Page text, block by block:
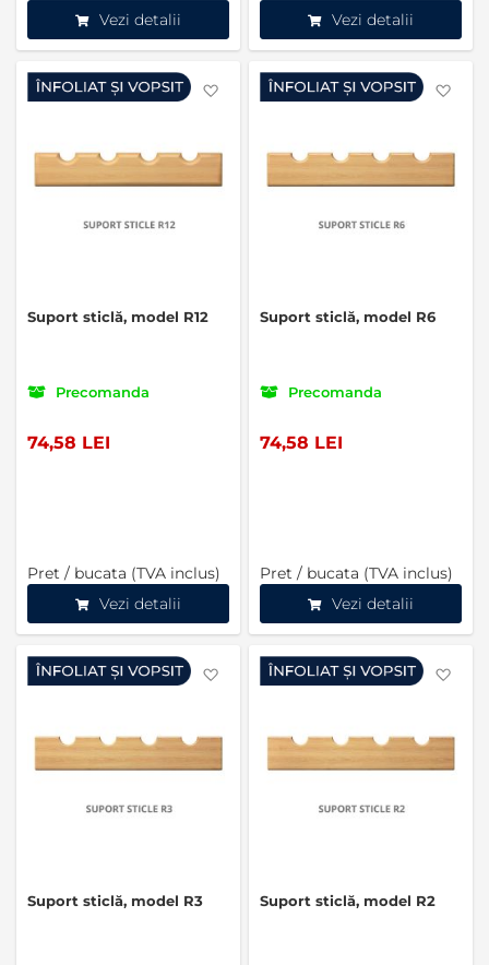
Vezi detalii
Vezi detalii
Suport sticlă, model R12
Precomanda
74,58 LEI
Pret / bucata (TVA inclus)
Vezi detalii
Favorite
Suport sticlă, model R6
Precomanda
74,58 LEI
Pret / bucata (TVA inclus)
Vezi detalii
Suport sticlă, model R3
Favorite
Suport sticlă, model R2